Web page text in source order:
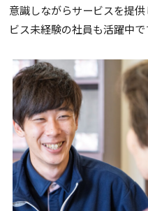
意識しながらサービスを提
ビス未経験の社員も活躍中で